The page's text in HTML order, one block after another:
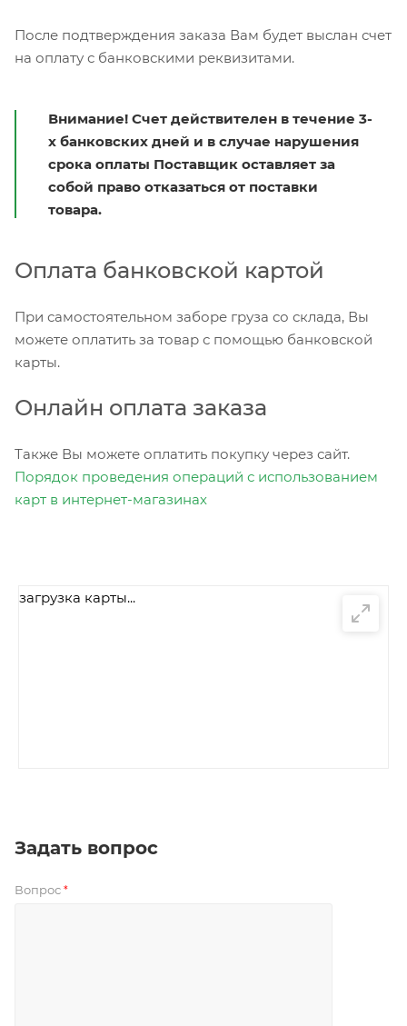
После подтверждения заказа Вам будет выслан счет
на оплату с банковскими реквизитами.
Внимание! Счет действителен в течение 3-
х банковских дней и в случае нарушения
срока оплаты Поставщик оставляет за
собой право отказаться от поставки
товара.
Оплата банковской картой
При самостоятельном заборе груза со склада, Вы
можете оплатить за товар с помощью банковской
карты.
Онлайн оплата заказа
Также Вы можете оплатить покупку через сайт.
Порядок проведения операций с использованием
карт в интернет-магазинах
загрузка карты...
Задать вопрос
Вопрос *